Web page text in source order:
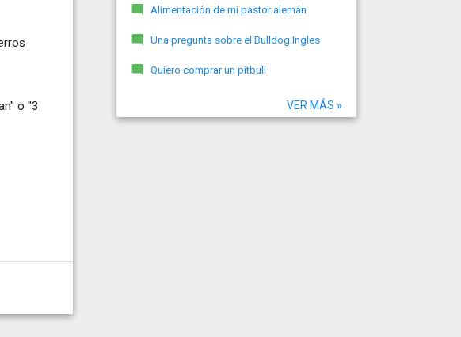
o "3
Alimentación de mi pastor alemán
Una pregunta sobre el Bulldog Ingles
Quiero comprar un pitbull
VER MÁS »